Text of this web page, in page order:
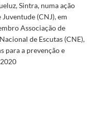
Sintra, numa ação
(CNJ), em
Associação de
de Escutas (CNE),
para a prevenção e